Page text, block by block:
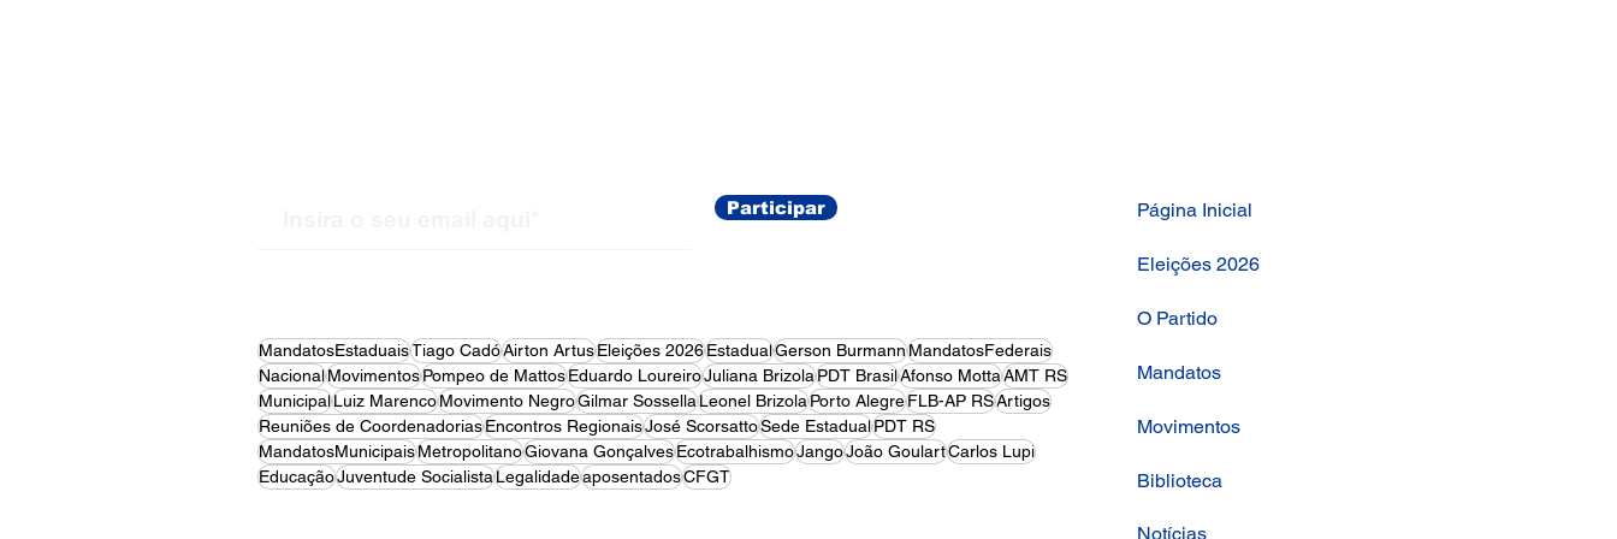
nas principais plataformas
de áudio e vídeo
Participar
MandatosEstaduaisTiago CadóAirton ArtusEleições 2026EstadualGerson BurmannMandatosFederais
NacionalMovimentosPompeo de MattosEduardo LoureiroJuliana BrizolaPDT BrasilAfonso MottaAMT RS
MunicipalLuiz MarencoMovimento NegroGilmar SossellaLeonel BrizolaPorto AlegreFLB-AP RSArtigos
Reuniões de CoordenadoriasEncontros RegionaisJosé ScorsattoSede EstadualPDT RS
MandatosMunicipaisMetropolitanoGiovana GonçalvesEcotrabalhismoJangoJoão GoulartCarlos Lupi
EducaçãoJuventude SocialistaLegalidadeaposentadosCFGT
Página Inicial
Eleições 2026
O Partido
Mandatos
Movimentos
Biblioteca
Notícias